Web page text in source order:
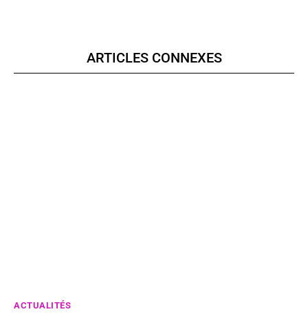
ARTICLES CONNEXES
ACTUALITÉS